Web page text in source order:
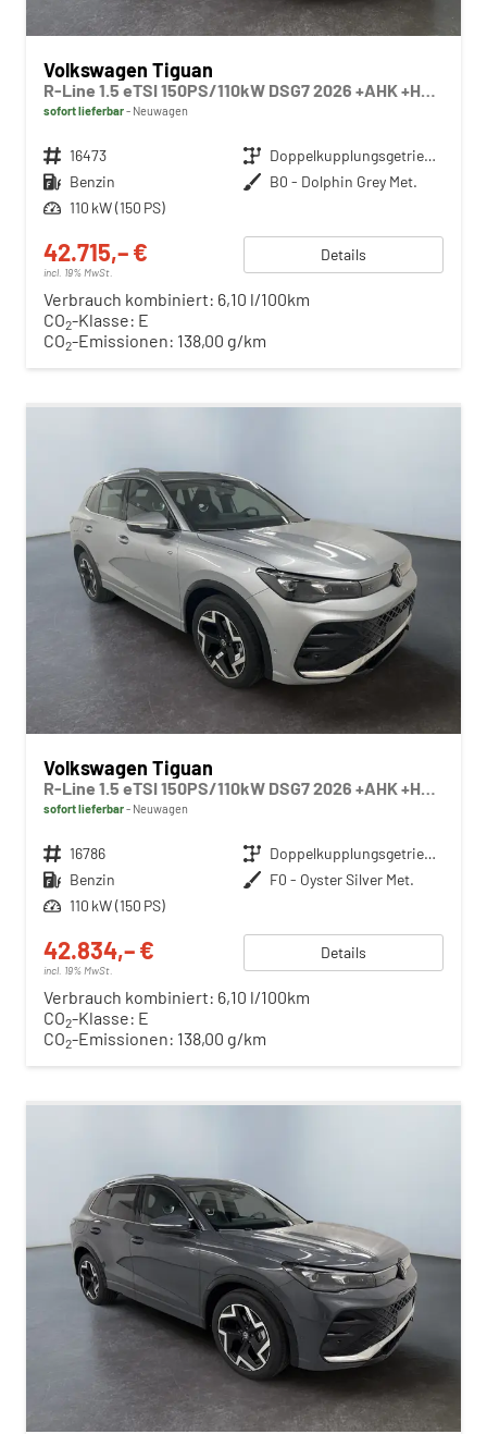
Volkswagen Tiguan
R-Line 1.5 eTSI 150PS/110kW DSG7 2026 +AHK +HuD +15" Infotainment
sofort lieferbar Neuwagen
Fahrzeugnr. 16473 Getriebe
Doppelkupplungsgetriebe (DSG)
Kraftstoff Benzin Außenfarbe B0 - Dolphin Grey Met.
Leistung 110 kW (150 PS)
42.715,– €
incl. 19% MwSt.
Details
Verbrauch kombiniert: 6,10 l/100km
CO2-Klasse: E
CO2-Emissionen: 138,00 g/km
Volkswagen Tiguan
R-Line 1.5 eTSI 150PS/110kW DSG7 2026 +AHK +HuD +15" Infotainment
sofort lieferbar Neuwagen
Fahrzeugnr. 16786 Getriebe
Doppelkupplungsgetriebe (DSG)
Kraftstoff Benzin Außenfarbe F0 - Oyster Silver Met.
Leistung 110 kW (150 PS)
42.834,– €
incl. 19% MwSt.
Details
Verbrauch kombiniert: 6,10 l/100km
CO2-Klasse: E
CO2-Emissionen: 138,00 g/km